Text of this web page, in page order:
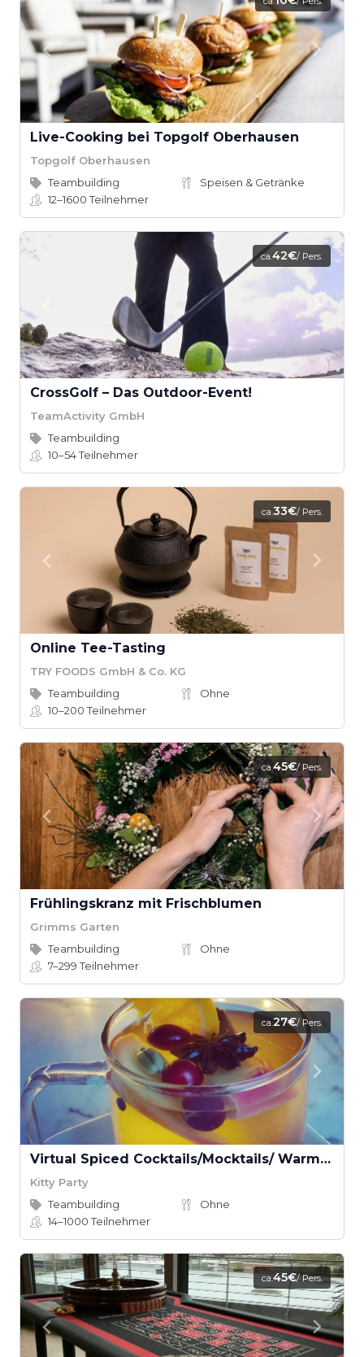
Live-Cooking bei Topgolf Oberhausen
Topgolf Oberhausen
Teambuilding
Speisen & Getränke
12–1600Teilnehmer
ca.42€/ Pers.
CrossGolf – Das Outdoor-Event!
TeamActivity GmbH
Teambuilding
10–54Teilnehmer
ca.33€/ Pers.
Online Tee-Tasting
TRY FOODS GmbH & Co. KG
Teambuilding
Ohne
10–200Teilnehmer
ca.45€/ Pers.
Frühlingskranz mit Frischblumen
Grimms Garten
Teambuilding
Ohne
7–299Teilnehmer
ca.27€/ Pers.
Virtual Spiced Cocktails/Mocktails/ Warm Drinks or Smoothies with Dancing Chef
Kitty Party
Teambuilding
Ohne
14–1000Teilnehmer
ca.45€/ Pers.